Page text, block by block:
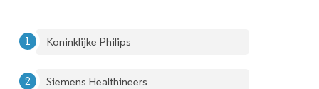
Koninklijke Philips
Siemens Healthineers